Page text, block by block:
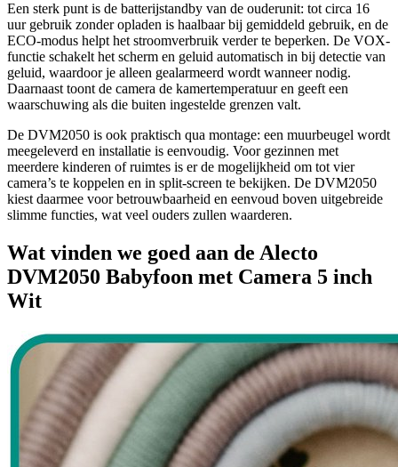
Een sterk punt is de batterijstandby van de ouderunit: tot circa 16
uur gebruik zonder opladen is haalbaar bij gemiddeld gebruik, en de
ECO-modus helpt het stroomverbruik verder te beperken. De VOX-
functie schakelt het scherm en geluid automatisch in bij detectie van
geluid, waardoor je alleen gealarmeerd wordt wanneer nodig.
Daarnaast toont de camera de kamer­temperatuur en geeft een
waarschuwing als die buiten ingestelde grenzen valt.
De DVM2050 is ook praktisch qua montage: een muurbeugel wordt
meegeleverd en installatie is eenvoudig. Voor gezinnen met
meerdere kinderen of ruimtes is er de mogelijkheid om tot vier
camera’s te koppelen en in split-screen te bekijken. De DVM2050
kiest daarmee voor betrouwbaarheid en eenvoud boven uitgebreide
slimme functies, wat veel ouders zullen waarderen.
Wat vinden we goed aan de Alecto
DVM2050 Babyfoon met Camera 5 inch
Wit